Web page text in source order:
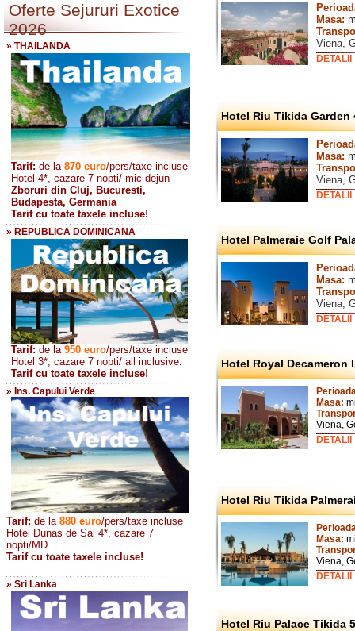
Oferte Sejururi Exotice
2026
» THAILANDA
Tarif: de la 870 euro/pers/taxe incluse
Hotel 4*, cazare 7 nopti/ mic dejun
Zboruri din Cluj, Bucuresti,
Budapesta, Germania
Tarif cu toate taxele incluse!
» REPUBLICA DOMINICANA
Tarif: de la 950 euro/pers/taxe incluse
Hotel 3*, cazare 7 nopti/ all inclusive.
Tarif cu toate taxele incluse!
» Ins. Capului Verde
Tarif: de la 880 euro/pers/taxe incluse
Hotel Dunas de Sal 4*, cazare 7
nopti/MD.
Tarif cu toate taxele incluse!
» Sri Lanka
Masa:
Viena,
DETALII
Hotel Riu Tikida Garden
Masa:
Viena,
DETALII
Hotel Palmeraie Golf
Masa:
Viena,
DETALII
Hotel Royal Decameron
Masa:
Viena,
DETALII
Hotel Riu Tikida
Masa:
Viena,
DETALII
Hotel Riu Palace Tikida